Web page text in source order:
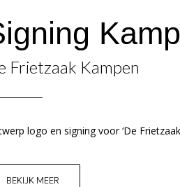
Frietzaak Kampen
logo en signing voor ‘De Frietzaak
BEKIJK MEER